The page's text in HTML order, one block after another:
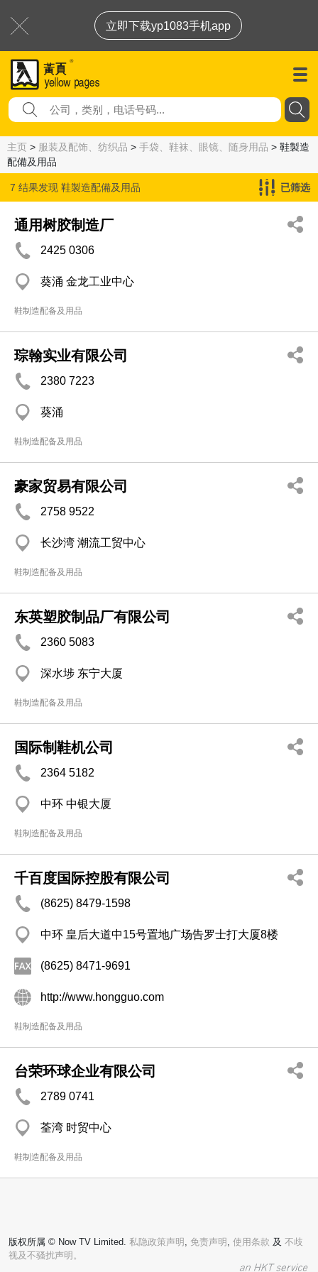
立即下载yp1083手机app
主页 > 服装及配饰、纺织品 > 手袋、鞋袜、眼镜、随身用品 > 鞋製造
配備及用品
7 结果发现 鞋製造配備及用品 已筛选
通用树胶制造厂
2425 0306
葵涌 金龙工业中心
鞋制造配备及用品
琮翰实业有限公司
2380 7223
葵涌
鞋制造配备及用品
豪家贸易有限公司
2758 9522
长沙湾 潮流工贸中心
鞋制造配备及用品
东英塑胶制品厂有限公司
2360 5083
深水埗 东宁大厦
鞋制造配备及用品
国际制鞋机公司
2364 5182
中环 中银大厦
鞋制造配备及用品
千百度国际控股有限公司
(8625) 8479-1598
中环 皇后大道中15号置地广场告罗士打大厦8楼
(8625) 8471-9691
http://www.hongguo.com
鞋制造配备及用品
台荣环球企业有限公司
2789 0741
荃湾 时贸中心
鞋制造配备及用品
版权所属 © Now TV Limited. 私隐政策声明 , 免责声明 , 使用条款 及 不歧
视及不骚扰声明。